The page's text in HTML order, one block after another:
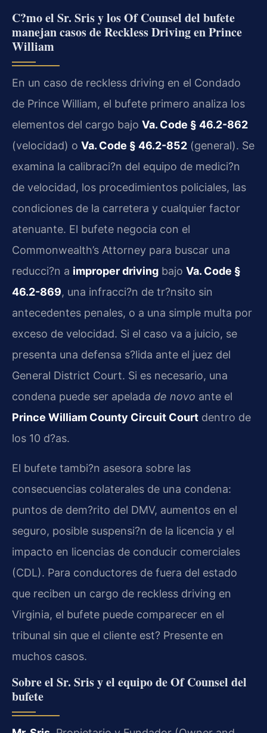
C?mo el Sr. Sris y los Of Counsel del bufete
manejan casos de Reckless Driving en Prince
William
En un caso de reckless driving en el Condado
de Prince William, el bufete primero analiza los
elementos del cargo bajo Va. Code § 46.2-862
(velocidad) o Va. Code § 46.2-852 (general). Se
examina la calibraci?n del equipo de medici?n
de velocidad, los procedimientos policiales, las
condiciones de la carretera y cualquier factor
atenuante. El bufete negocia con el
Commonwealth’s Attorney para buscar una
reducci?n a improper driving bajo Va. Code §
46.2-869, una infracci?n de tr?nsito sin
antecedentes penales, o a una simple multa por
exceso de velocidad. Si el caso va a juicio, se
presenta una defensa s?lida ante el juez del
General District Court. Si es necesario, una
condena puede ser apelada de novo ante el
Prince William County Circuit Court dentro de
los 10 d?as.
El bufete tambi?n asesora sobre las
consecuencias colaterales de una condena:
puntos de dem?rito del DMV, aumentos en el
seguro, posible suspensi?n de la licencia y el
impacto en licencias de conducir comerciales
(CDL). Para conductores de fuera del estado
que reciben un cargo de reckless driving en
Virginia, el bufete puede comparecer en el
tribunal sin que el cliente est? Presente en
muchos casos.
Sobre el Sr. Sris y el equipo de Of Counsel del
bufete